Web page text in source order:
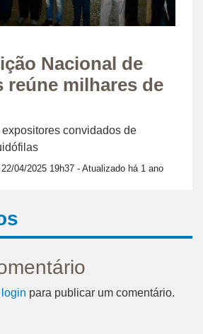
Nacional de
reúne milhares de
convidados de
22/04/2025 19h37 - Atualizado há 1 ano
login para publicar um comentário.